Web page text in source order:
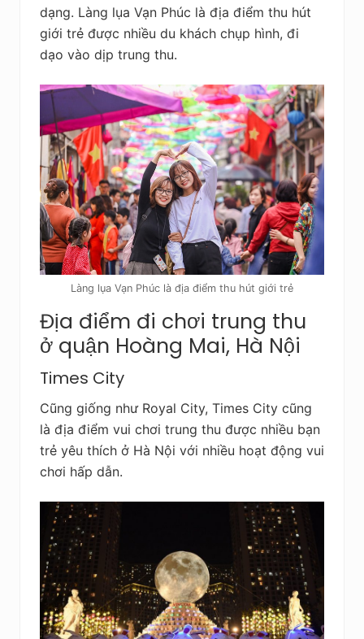
dạng. Làng lụa Vạn Phúc là địa điểm thu hút
giới trẻ được nhiều du khách chụp hình, đi
dạo vào dịp trung thu.
Làng lụa Vạn Phúc là địa điểm thu hút giới trẻ
Địa điểm đi chơi trung thu
ở quận Hoàng Mai, Hà Nội
Times City
Cũng giống như Royal City, Times City cũng
là địa điểm vui chơi trung thu được nhiều bạn
trẻ yêu thích ở Hà Nội với nhiều hoạt động vui
chơi hấp dẫn.